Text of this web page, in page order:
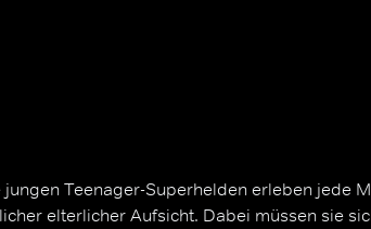
jungen Teenager-Superhelden erleben jede
elterlicher Aufsicht. Dabei müssen sie